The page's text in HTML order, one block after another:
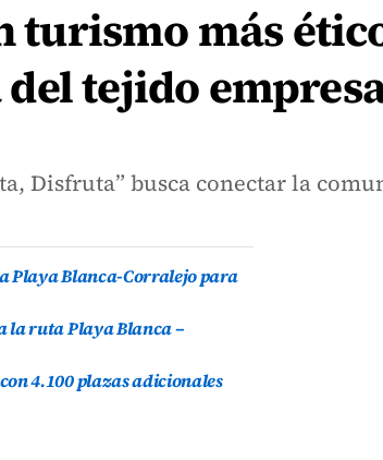
turismo más
tejido
Disfruta” busca conectar la
Playa Blanca-Corralejo para
la ruta Playa Blanca –
4.100 plazas adicionales